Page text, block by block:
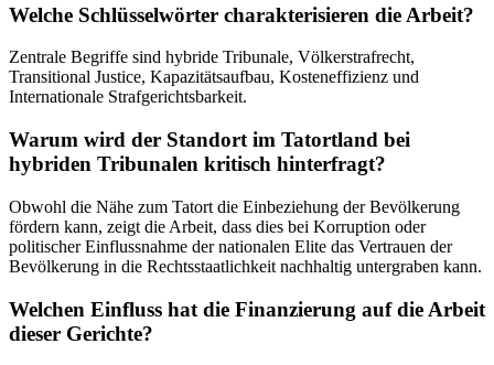
Welche Schlüsselwörter charakterisieren die Arbeit?
Zentrale Begriffe sind hybride Tribunale, Völkerstrafrecht,
Transitional Justice, Kapazitätsaufbau, Kosteneffizienz und
Internationale Strafgerichtsbarkeit.
Warum wird der Standort im Tatortland bei
hybriden Tribunalen kritisch hinterfragt?
Obwohl die Nähe zum Tatort die Einbeziehung der Bevölkerung
fördern kann, zeigt die Arbeit, dass dies bei Korruption oder
politischer Einflussnahme der nationalen Elite das Vertrauen der
Bevölkerung in die Rechtsstaatlichkeit nachhaltig untergraben kann.
Welchen Einfluss hat die Finanzierung auf die Arbeit
dieser Gerichte?